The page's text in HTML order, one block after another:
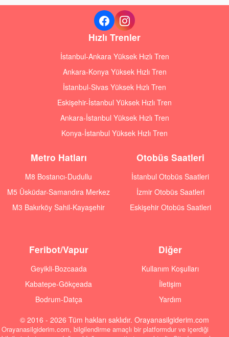
Hızlı Trenler
İstanbul-Ankara Yüksek Hızlı Tren
Ankara-Konya Yüksek Hızlı Tren
İstanbul-Sivas Yüksek Hızlı Tren
Eskişehir-İstanbul Yüksek Hızlı Tren
Ankara-İstanbul Yüksek Hızlı Tren
Konya-İstanbul Yüksek Hızlı Tren
Metro Hatları
M8 Bostancı-Dudullu
M5 Üsküdar-Samandıra Merkez
M3 Bakırköy Sahil-Kayaşehir
Otobüs Saatleri
İstanbul Otobüs Saatleri
İzmir Otobüs Saatleri
Eskişehir Otobüs Saatleri
Feribot/Vapur
Geyikli-Bozcaada
Kabatepe-Gökçeada
Bodrum-Datça
Diğer
Kullanım Koşulları
İletişim
Yardım
© 2016 - 2026 Tüm hakları saklıdır. Orayanasilgiderim.com
Orayanasilgiderim.com, bilgilendirme amaçlı bir platformdur ve içerdiği